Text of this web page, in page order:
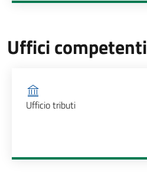
Uffici competenti
Ufficio competente
Ufficio tributi